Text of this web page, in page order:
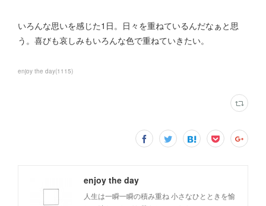
いろんな思いを感じた1日。日々を重ねているんだなぁと思
う。喜びも哀しみもいろんな色で重ねていきたい。
enjoy the day(1115)
enjoy the day
人生は一瞬一瞬の積み重ね 小さなひとときを愉